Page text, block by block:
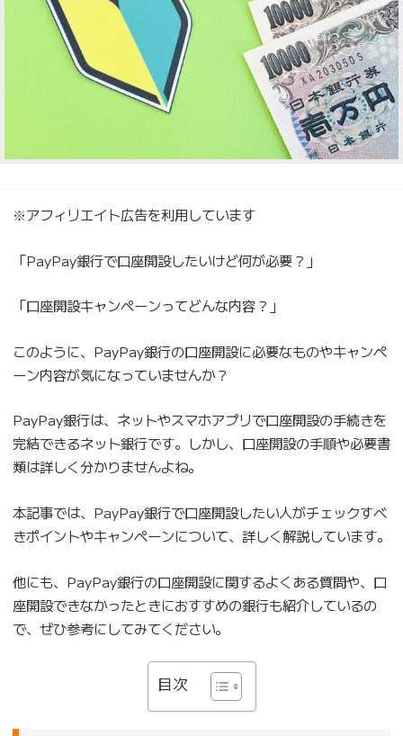
※アフィリエイト広告を利用しています
「PayPay銀行で口座開設したいけど何が必要？」
「口座開設キャンペーンってどんな内容？」
このように、PayPay銀行の口座開設に必要なものやキャンペ
ーン内容が気になっていませんか？
PayPay銀行は、ネットやスマホアプリで口座開設の手続きを
完結できるネット銀行です。しかし、口座開設の手順や必要書
類は詳しく分かりませんよね。
本記事では、PayPay銀行で口座開設したい人がチェックすべ
きポイントやキャンペーンについて、詳しく解説しています。
他にも、PayPay銀行の口座開設に関するよくある質問や、口
座開設できなかったときにおすすめの銀行も紹介しているの
で、ぜひ参考にしてみてください。
目次